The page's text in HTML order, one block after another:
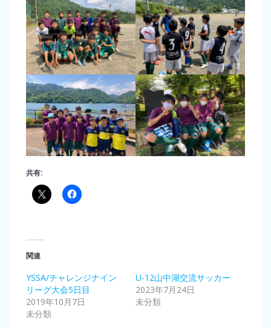
共有:
関連
YSSA/チャレンジナイン
リーグ大会5日目
2019年10月7日
未分類
U-12山中湖交流サッカー
2023年7月24日
未分類